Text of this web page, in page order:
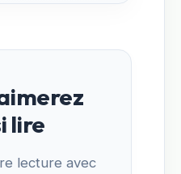
lire
lecture avec